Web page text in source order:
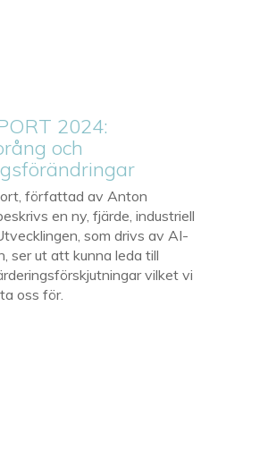
2024:
och
författad av Anton
en ny, fjärde, industriell
som drivs av AI-
ser ut att kunna leda till
vilket vi
oss för.